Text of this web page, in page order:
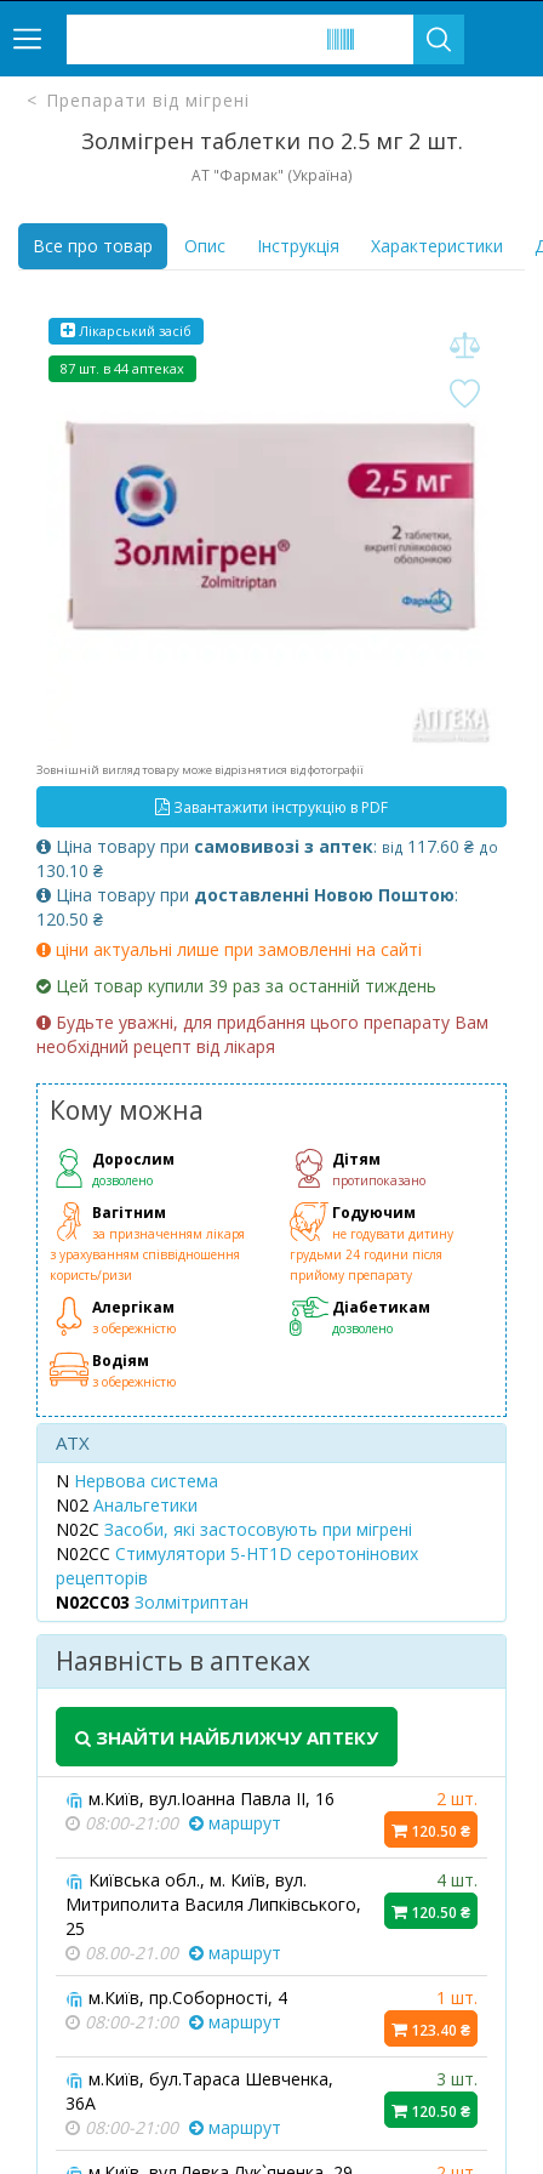
Препарати від мігрені
Золмігрен таблетки по 2.5 мг 2 шт.
АТ "Фармак" (Україна)
Все про товар Опис Інструкція Характеристики
Лікарський засіб
87 шт. в 44 аптеках
Зовнішній вигляд товару може відрізнятися від фотографії
Завантажити інструкцію в PDF
Ціна товару при самовивозі з аптек: від 117.60 ₴ до
130.10 ₴
Ціна товару при доставленні Новою Поштою:
120.50 ₴
ціни актуальні лише при замовленні на сайті
Цей товар купили 39 раз за останній тиждень
Будьте уважні, для придбання цього препарату Вам
необхідний рецепт від лікаря
Кому можна
Дорослим
дозволено
Дітям
протипоказано
Вагітним
за призначенням лікаря
з урахуванням співвідношення
користь/ризи
Годуючим
не годувати дитину
грудьми 24 години після
прийому препарату
Алергікам
з обережністю
Діабетикам
дозволено
Водіям
з обережністю
ATX
N Нервова система
N02 Анальгетики
N02C Засоби, які застосовують при мігрені
N02CC Стимулятори 5-HT1D серотонінових
рецепторів
N02CC03 Золмітриптан
Наявність в аптеках
ЗНАЙТИ НАЙБЛИЖЧУ АПТЕКУ
м.Київ, вул.Іоанна Павла ІІ, 16
08:00-21:00
маршрут
2 шт.
120.50 ₴
Київська обл., м. Київ, вул.
Митриполита Василя Липківського,
25
08.00-21.00
маршрут
4 шт.
120.50 ₴
м.Київ, пр.Соборності, 4
08:00-21:00
маршрут
1 шт.
123.40 ₴
м.Київ, бул.Тараса Шевченка,
36А
08:00-21:00
маршрут
3 шт.
120.50 ₴